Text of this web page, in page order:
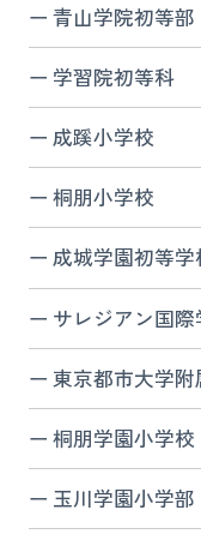
青山学院初等部
学習院初等科
成蹊小学校
桐朋小学校
成城学園初等学
サレジアン国
東京都市大学
桐朋学園小学校
玉川学園小学部